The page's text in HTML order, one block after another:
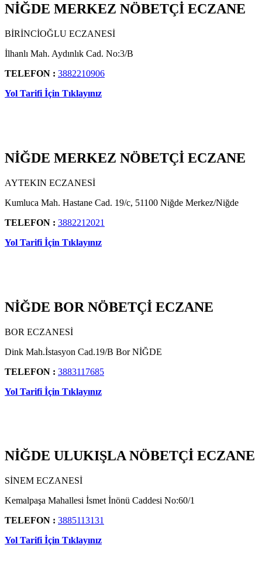
NİĞDE MERKEZ NÖBETÇİ ECZANE
BİRİNCİOĞLU ECZANESİ
İlhanlı Mah. Aydınlık Cad. No:3/B
TELEFON : 3882210906
Yol Tarifi İçin Tıklayınız
NİĞDE MERKEZ NÖBETÇİ ECZANE
AYTEKIN ECZANESİ
Kumluca Mah. Hastane Cad. 19/c, 51100 Niğde Merkez/Niğde
TELEFON : 3882212021
Yol Tarifi İçin Tıklayınız
NİĞDE BOR NÖBETÇİ ECZANE
BOR ECZANESİ
Dink Mah.İstasyon Cad.19/B Bor NİĞDE
TELEFON : 3883117685
Yol Tarifi İçin Tıklayınız
NİĞDE ULUKIŞLA NÖBETÇİ ECZANE
SİNEM ECZANESİ
Kemalpaşa Mahallesi İsmet İnönü Caddesi No:60/1
TELEFON : 3885113131
Yol Tarifi İçin Tıklayınız